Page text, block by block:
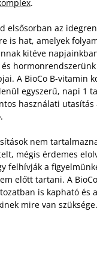
.
elsősorban az
is hat, amelyek
kitéve
hormonrendszerünk
A BioCo B-vitamin
egyszerű, napi 1
használati utasítás
nem
mégis érdemes
felhívják a
előtt tartani. A
is kapható és
mire van szüksége.